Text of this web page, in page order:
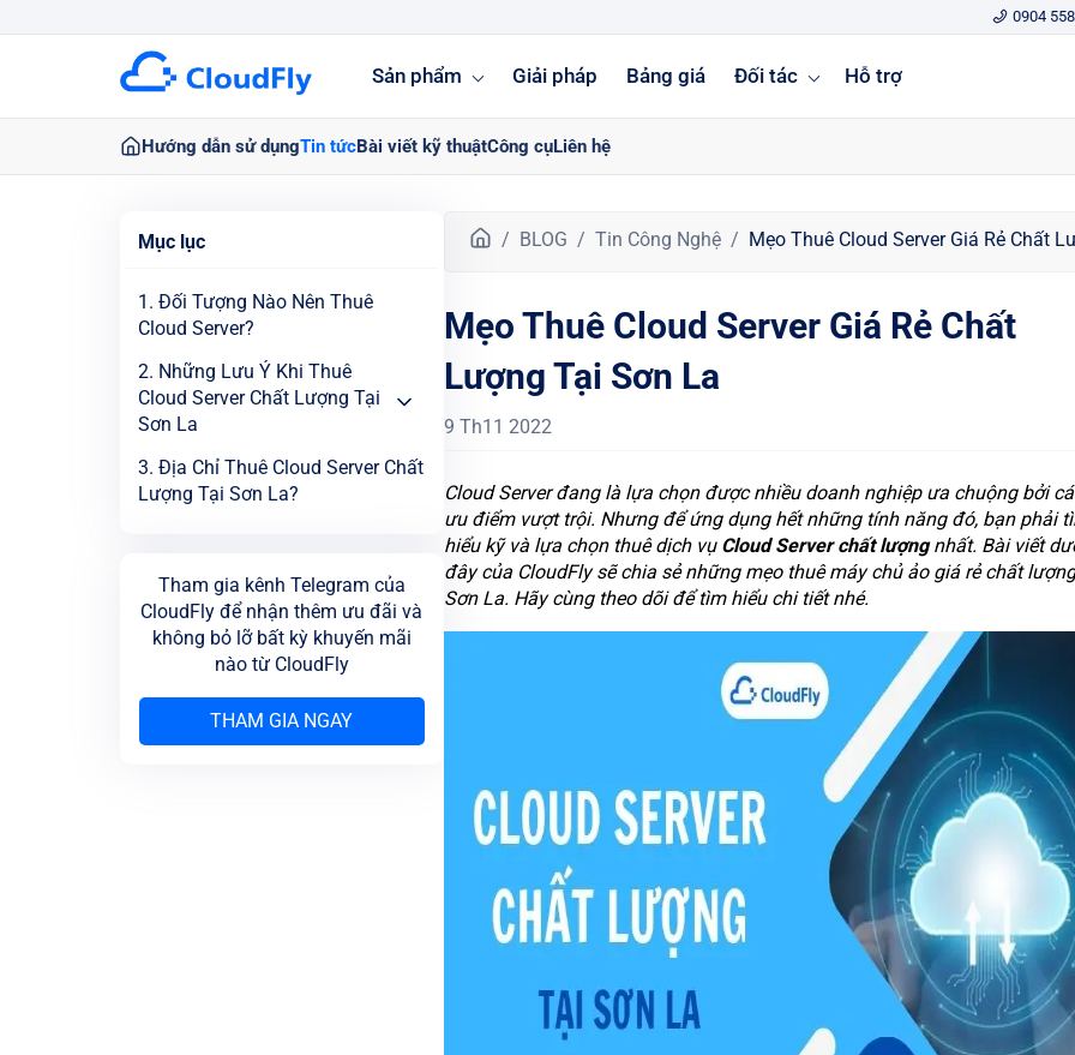
0904
Sản phẩm Giải pháp Bảng giá Đối tác Hỗ trợ
Hướng dẫn sử dụngTin tứcBài viết kỹ thuậtCông cụLiên hệ
Mục lục
1. Đối Tượng Nào Nên Thuê
Cloud Server?
2. Những Lưu Ý Khi Thuê
Cloud Server Chất Lượng Tại
Sơn La
3. Địa Chỉ Thuê Cloud Server Chất
Lượng Tại Sơn La?
Tham gia kênh Telegram của
CloudFly để nhận thêm ưu đãi và
không bỏ lỡ bất kỳ khuyến mãi
nào từ CloudFly
THAM GIA NGAY
T
n
g
c
h
ủ
BLOG Tin Công Nghệ Mẹo Thuê Cloud Server Giá Rẻ Chất
Mẹo Thuê Cloud Server Giá Rẻ Chất
Lượng Tại Sơn La
9 Th11 2022
Cloud Server đang là lựa chọn được nhiều doanh nghiệp ưa chuộng bởi
ưu điểm vượt trội. Nhưng để ứng dụng hết những tính năng đó, bạn phải
hiểu kỹ và lựa chọn thuê dịch vụ Cloud Server chất lượngnhất. Bài viết
đây của CloudFly sẽ chia sẻ những mẹo thuê máy chủ ảo giá rẻ chất
Sơn La. Hãy cùng theo dõi để tìm hiểu chi tiết nhé.